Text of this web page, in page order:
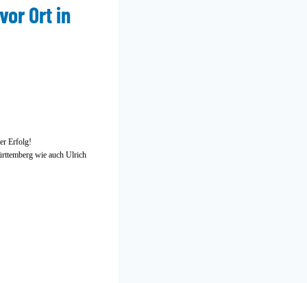
Ort in
Erfolg!
wie auch Ulrich